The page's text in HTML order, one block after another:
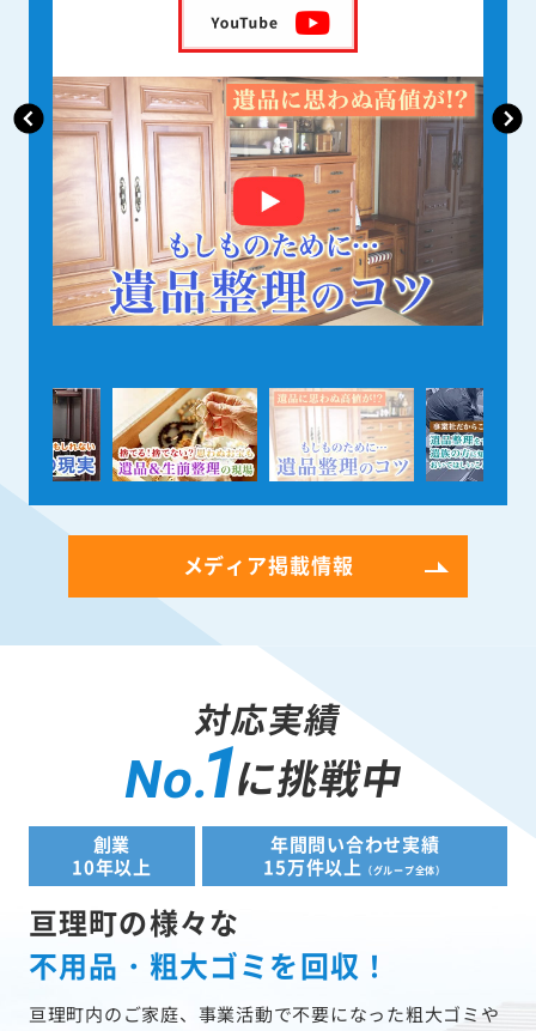
メディア掲載情報
対応実績
No.1に挑戦中
創業
10年以上
年間問い合わせ実績
15万件以上
（グループ全体）
亘理町の様々な
不用品・粗大ゴミを回収！
亘理町内のご家庭、事業活動で不要になった粗大ゴミや